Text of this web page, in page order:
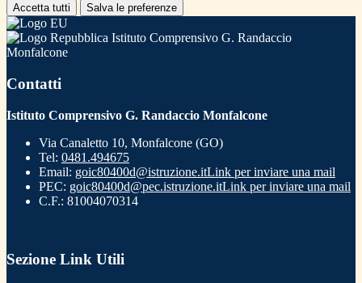
Accetta tutti Salva le preferenze
Istituto Comprensivo G. Randaccio
Monfalcone
Contatti
Istituto Comprensivo G. Randaccio Monfalcone
Via Canaletto 10, Monfalcone (GO)
Tel: 0481.494675
Email: goic80400d@istruzione.itLink per inviare una mail
PEC: goic80400d@pec.istruzione.itLink per inviare una mail
C.F.: 81004070314
Sezione Link Utili